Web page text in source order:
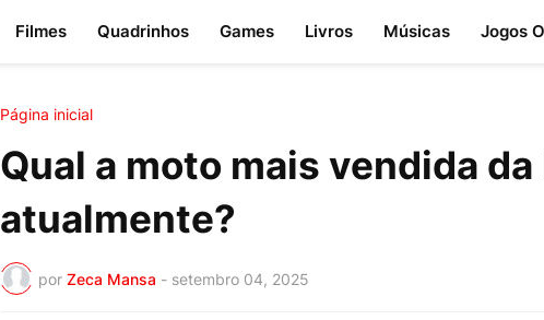
Filmes Quadrinhos Games Livros Músicas Jogos
Página inicial
Qual a moto mais vendida da
atualmente?
por Zeca Mansa - setembro 04, 2025